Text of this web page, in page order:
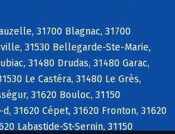
31700 Blagnac, 31700
31530 Bellegarde-Ste-Marie,
31480 Drudas, 31480 Garac,
Le Castéra, 31480 Le Grès,
31620 Bouloc, 31150
31620 Cépet, 31620 Fronton, 31620
Labastide-St-Sernin, 31150